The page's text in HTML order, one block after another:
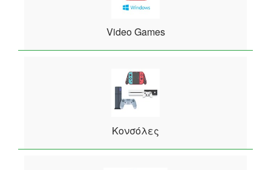
Video Games
Κονσόλες